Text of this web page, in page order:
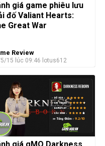
giá game phiêu lưu
đố Valiant Hearts:
Great War
Review
15 lúc 09:46 lotus612